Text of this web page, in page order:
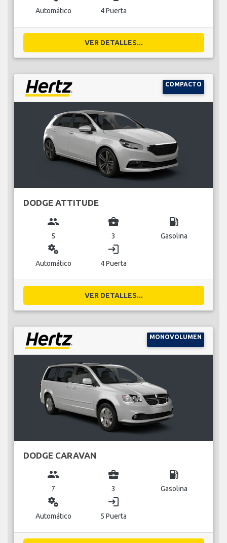
Automático 4 Puerta
VER DETALLES...
COMPACTO
DODGE ATTITUDE
group
5
business_center
3
local_gas_station
Gasolina
miscellaneous_services
Automático
login
4 Puerta
VER DETALLES...
MONOVOLUMEN
DODGE CARAVAN
group
7
business_center
3
local_gas_station
Gasolina
miscellaneous_services
Automático
login
5 Puerta